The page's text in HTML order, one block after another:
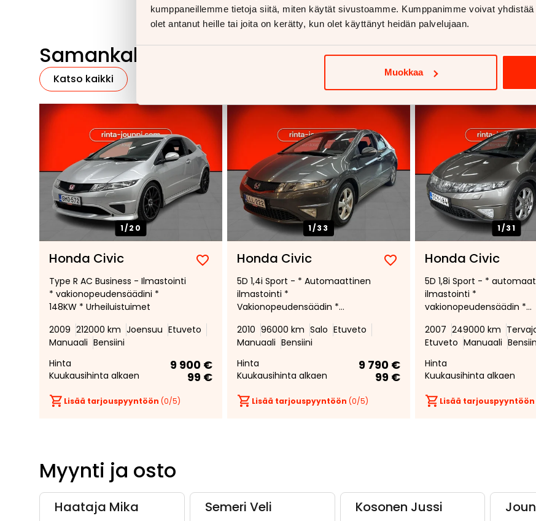
kumppaneillemme tietoja siitä, miten käytät sivustoamme. Kumppanimme voivat
olet antanut heille tai joita on kerätty, kun olet käyttänyt heidän palvelujaan.
Muokkaa
Samankaltaisia ajoneuvoja
Katso kaikki
1/20
Honda Civic
Lisää
suosikiksi
Poista
suosikeista
Type R AC Business - Ilmastointi
* vakionopeudensäädini *
148KW * Urheiluistuimet
2009 212000 km Joensuu Etuveto
Manuaali Bensiini
Hinta
9 900 €
Kuukausihinta alkaen 99 €
Lisää tarjouspyyntöön (0/5)
1/33
Honda Civic
Lisää
suosikiksi
Poista
suosikeista
5D 1,4i Sport - * Automaattinen
ilmastointi *
Vakionopeudensäädin *
2010 96000 km Salo Etuveto
Manuaali Bensiini
Hinta
9 790 €
Kuukausihinta alkaen 99 €
Lisää tarjouspyyntöön (0/5)
1/31
Honda Civic
5D 1,8i Sport - *
ilmastointi *
vakionopeudensäädin *
2007 249000 km
Etuveto Manuaali
Hinta
Kuukausihinta alkaen
Lisää tarjouspyyntöön
Myynti ja osto
Haataja Mika Semeri Veli Kosonen Jussi